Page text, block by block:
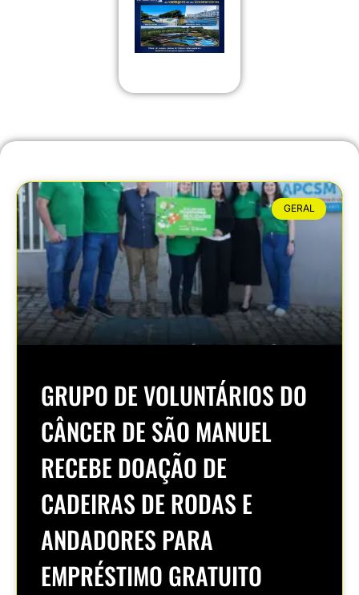
GERAL
GRUPO DE VOLUNTÁRIOS DO
CÂNCER DE SÃO MANUEL
RECEBE DOAÇÃO DE
CADEIRAS DE RODAS E
ANDADORES PARA
EMPRÉSTIMO GRATUITO